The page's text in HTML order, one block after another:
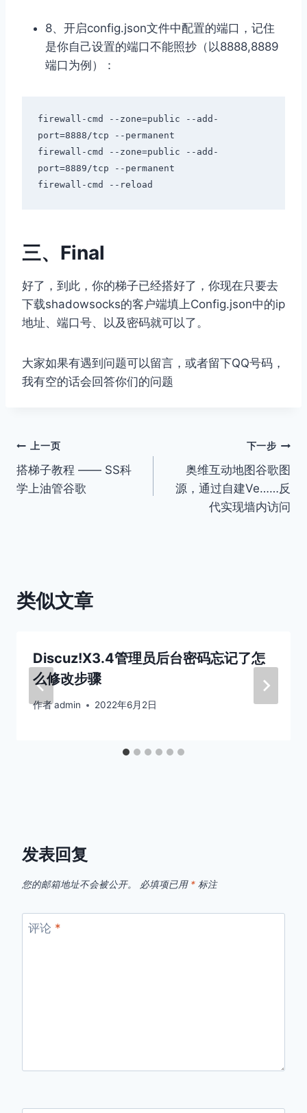
8、开启config.json文件中配置的端口，记住
是你自己设置的端口不能照抄（以8888,8889
端口为例）：
firewall - cmd -- zone=public -- add -
port=8888/tcp -- permanent
firewall - cmd -- zone=public -- add -
port=8889/tcp -- permanent
firewall - cmd -- reload
三、Final
好了，到此，你的梯子已经搭好了，你现在只要去
下载shadowsocks的客户端填上Config.json中的ip
地址、端口号、以及密码就可以了。
大家如果有遇到问题可以留言，或者留下QQ号码，
我有空的话会回答你们的问题
文
章
上一页
搭梯子教程 —— SS科
学上油管谷歌
下一步
奥维互动地图谷歌图
源，通过自建Ve……反
代实现墙内访问
类似文章
Discuz!X3.4管理员后台密码忘记了怎
么修改步骤
作者admin 2022年6月2日
发表回复
您的邮箱地址不会被公开。 必填项已用 * 标注
评论 *